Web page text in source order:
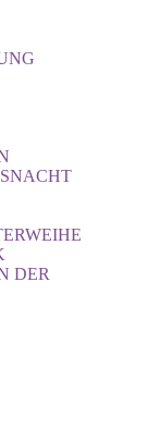
DER